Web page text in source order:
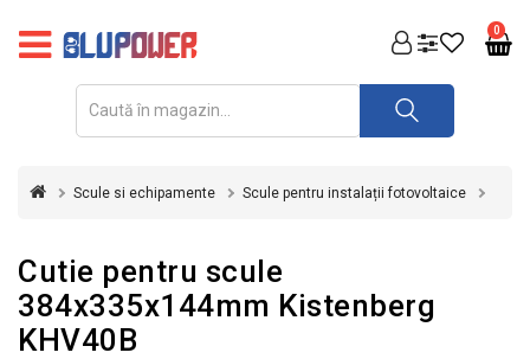
0
FOTOVOLTAICE
REDRESOARE
INVERTOARE
UPS
Scule si echipamente Scule pentru instalații fotovoltaice
Cutie pentru scule
384x335x144mm Kistenberg
KHV40B